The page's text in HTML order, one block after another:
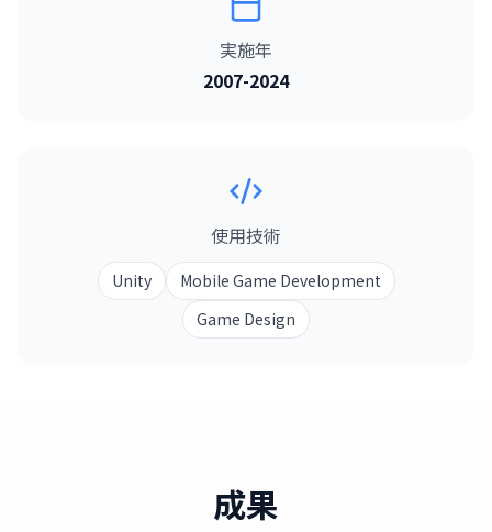
実施年
2007-2024
使用技術
Unity
Mobile Game Development
Game Design
成果